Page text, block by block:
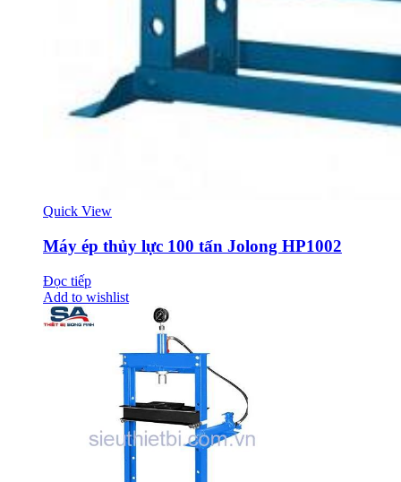
Quick View
Máy ép thủy lực 100 tấn Jolong HP1002
Đọc tiếp
Add to wishlist